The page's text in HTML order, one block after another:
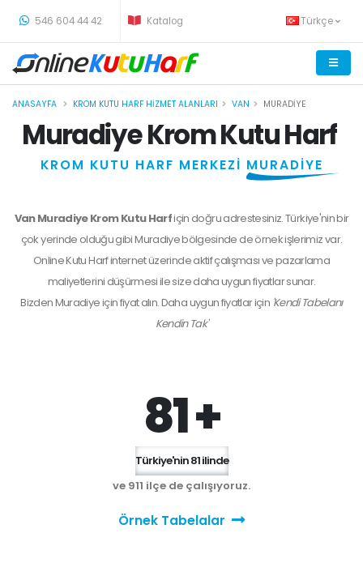
546 604 44 42 Katalog Türkçe
ANASAYFA KROM KUTU HARF HIZMET ALANLARI VAN MURADIYE
Muradiye Krom Kutu Harf
KROM KUTU HARF MERKEZİ MURADİYE
Van Muradiye Krom Kutu Harfiçin doğru adrestesiniz. Türkiye'nin bir
çok yerinde olduğu gibi Muradiye bölgesinde de örnek işlerimiz var.
Online Kutu Harf internet üzerinde aktif çalışması ve pazarlama
maliyetlerini düşürmesi ile size daha uygun fiyatlar sunar.
BizdenMuradiyeiçin fiyat alın. Daha uygun fiyatlar için 'Kendi Tabelanı
Kendin Tak'
81 +
Türkiye'nin 81 ilinde
ve 911 ilçe de çalışıyoruz.
Örnek Tabelalar